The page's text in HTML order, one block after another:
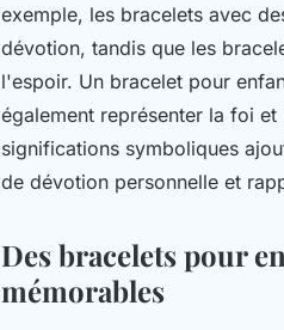
exemple, les bracelets avec
dévotion, tandis que les
l'espoir. Un bracelet pour
également représenter la foi
significations symboliques
de dévotion personnelle et
Des bracelets pour
mémorables